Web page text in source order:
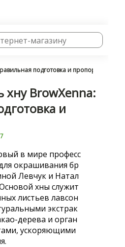
подготовка и пропорции
хну BrowXenna:
и
в мире професс
окрашивания бр
Левчук и Натал
хны служит
листьев лавсон
экстрак
дерева и орган
ускоряющими